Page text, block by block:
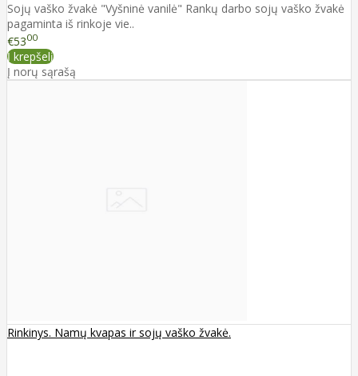
Sojų vaško žvakė "Vyšninė vanilė" Rankų darbo sojų vaško žvakė
pagaminta iš rinkoje vie..
€5300
Į krepšelį
Į norų sąrašą
Rinkinys. Namų kvapas ir sojų vaško žvakė.